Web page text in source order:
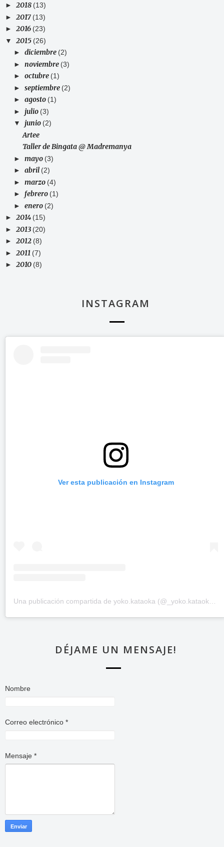
► 2018 (13)
► 2017 (13)
► 2016 (23)
▼ 2015 (26)
► diciembre (2)
► noviembre (3)
► octubre (1)
► septiembre (2)
► agosto (1)
► julio (3)
▼ junio (2)
Artee
Taller de Bingata @ Madremanya
► mayo (3)
► abril (2)
► marzo (4)
► febrero (1)
► enero (2)
► 2014 (15)
► 2013 (20)
► 2012 (8)
► 2011 (7)
► 2010 (8)
INSTAGRAM
Ver esta publicación en Instagram
DÉJAME UN MENSAJE!
Nombre
Correo electrónico *
Mensaje *